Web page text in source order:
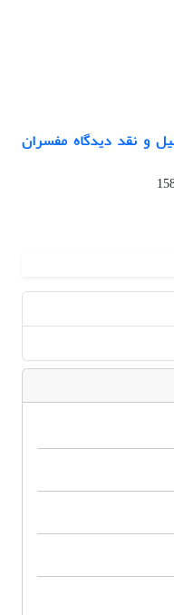
طه: تحلیل و نقد دیدگاه مفسران